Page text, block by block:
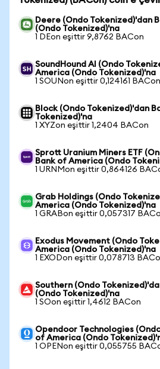
Deere (Ondo Tokenized)'dan
(Ondo Tokenized)'na
1 DEon eşittir 9,8762 BACon
SoundHound AI (Ondo
America (Ondo Tokenized)'na
1 SOUNon eşittir 0,124161 BACon
Block (Ondo Tokenized)'dan
Tokenized)'na
1 XYZon eşittir 1,2404 BACon
Sprott Uranium Miners ETF
Bank of America (Ondo
1 URNMon eşittir 0,864126
Grab Holdings (Ondo
America (Ondo Tokenized)'na
1 GRABon eşittir 0,057317
Exodus Movement (Ondo
America (Ondo Tokenized)'na
1 EXODon eşittir 0,078713
Southern (Ondo
(Ondo Tokenized)'na
1 SOon eşittir 1,4612 BACon
Opendoor Technologies
of America (Ondo
1 OPENon eşittir 0,055755